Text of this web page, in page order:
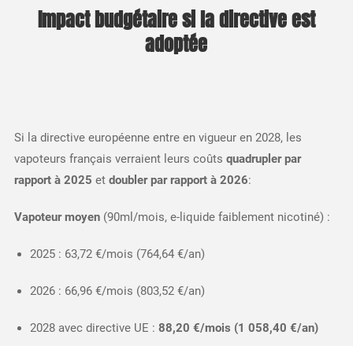
Impact budgétaire si la directive est
adoptée
Si la directive européenne entre en vigueur en 2028, les
vapoteurs français verraient leurs coûts quadrupler par
rapport à 2025 et doubler par rapport à 2026:​
Vapoteur moyen(90ml/mois, e-liquide faiblement nicotiné) :
2025 : 63,72 €/mois (764,64 €/an)
2026 : 66,96 €/mois (803,52 €/an)
2028 avec directive UE : 88,20 €/mois (1 058,40 €/an)